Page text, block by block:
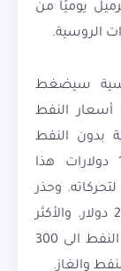
الأوروبي 2.3 مليون برميل يوميًا من
الروسية.
سيضغط
أسعار النفط
بدون النفط
الروسي. تجاوز سعر برميل النفط 110 دولارات هذا
وحذر
محللون من أن الأسعار قد تصل إلى 200 دولار. والأكثر
إثارة هو أن روسيا حذرت من ارتفاع سعر النفط الى 300
والغاز.